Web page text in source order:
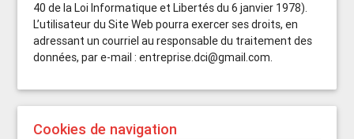
40 de la Loi Informatique et Libertés du 6 janvier 1978).
L’utilisateur du Site Web pourra exercer ses droits, en
adressant un courriel au responsable du traitement des
données, par e-mail : entreprise.dci@gmail.com.
Cookies de navigation